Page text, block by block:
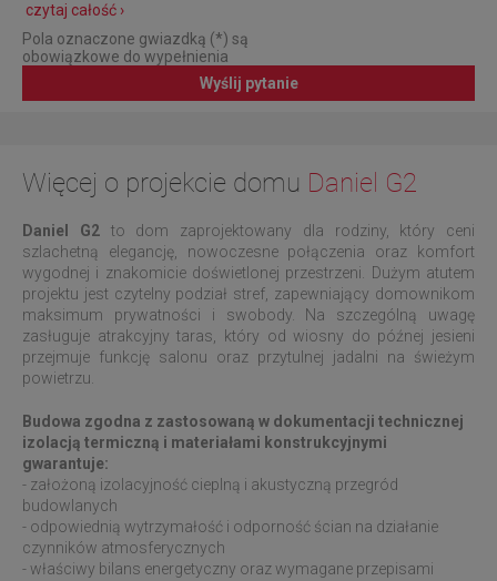
czytaj całość ›
Pola oznaczone gwiazdką (*) są
obowiązkowe do wypełnienia
Wyślij pytanie
Więcej o projekcie domu Daniel G2
Daniel G2to dom zaprojektowany dla rodziny, który ceni
szlachetną elegancję, nowoczesne połączenia oraz komfort
wygodnej i znakomicie doświetlonej przestrzeni. Dużym atutem
projektu jest czytelny podział stref, zapewniający domownikom
maksimum prywatności i swobody. Na szczególną uwagę
zasługuje atrakcyjny taras, który od wiosny do późnej jesieni
przejmuje funkcję salonu oraz przytulnej jadalni na świeżym
powietrzu.
Budowa zgodna z zastosowaną w dokumentacji technicznej
izolacją termiczną i materiałami konstrukcyjnymi
gwarantuje:
- założoną izolacyjność cieplną i akustyczną przegród
budowlanych
- odpowiednią wytrzymałość i odporność ścian na działanie
czynników atmosferycznych
- właściwy bilans energetyczny oraz wymagane przepisami